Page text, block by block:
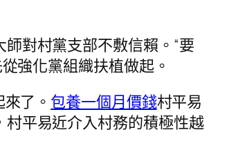
對村黨支部不敷信賴。“要
強化黨組織扶植做起。
了。 包養一個月價錢村平易
平易近介入村務的積極性越